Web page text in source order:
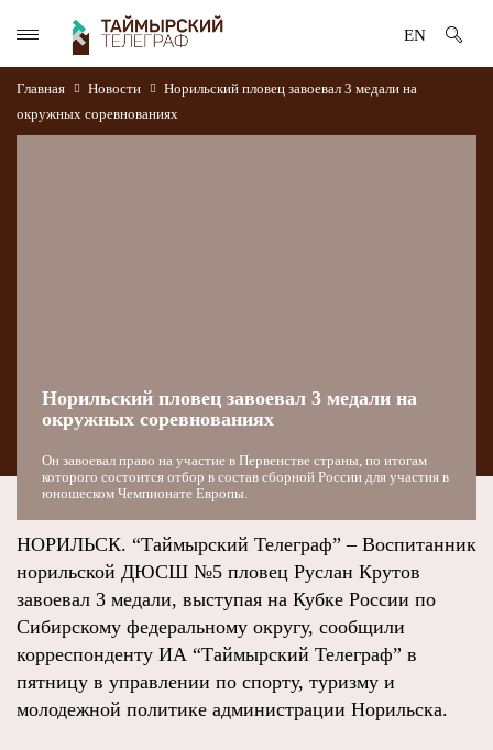
EN
Главная Новости
Норильский пловец завоевал 3 медали на
окружных соревнованиях
Норильский пловец завоевал 3 медали на
окружных соревнованиях
Он завоевал право на участие в Первенстве страны, по итогам
которого состоится отбор в состав сборной России для участия в
юношеском Чемпионате Европы.
НОРИЛЬСК. “Таймырский Телеграф” – Воспитанник
норильской ДЮСШ №5 пловец Руслан Крутов
завоевал 3 медали, выступая на Кубке России по
Сибирскому федеральному округу, сообщили
корреспонденту ИА “Таймырский Телеграф” в
пятницу в управлении по спорту, туризму и
молодежной политике администрации Норильска.